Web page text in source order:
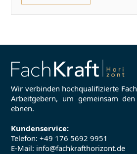
Wir verbinden hochqualifizierte
Arbeitgebern, um gemeinsam
ebnen.
Kundenservice:
Telefon:+49 176 5692 9951
E-Mail: info@fachkrafthorizont.de